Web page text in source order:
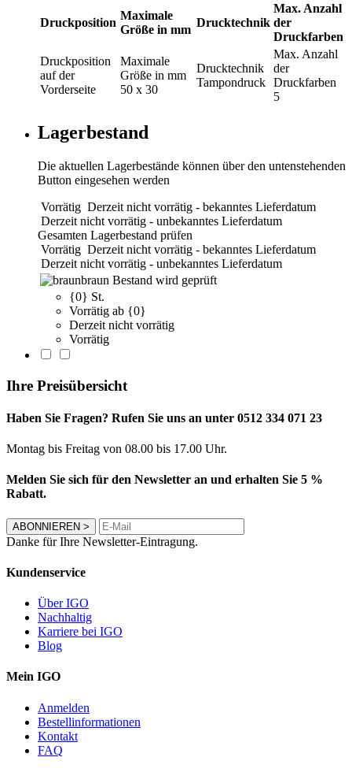
Druckposition
Maximale
Größe in mm
Drucktechnik
Max. Anzahl
der
Druckfarben
Druckposition
auf der
Vorderseite
Maximale
Größe in mm
50 x 30
Drucktechnik
Tampondruck
Max. Anzahl
der
Druckfarben
5
Lagerbestand
Die aktuellen Lagerbestände können über den untenstehenden
Button eingesehen werden
Vorrätig Derzeit nicht vorrätig - bekanntes Lieferdatum
Derzeit nicht vorrätig - unbekanntes Lieferdatum
Gesamten Lagerbestand prüfen
Vorrätig Derzeit nicht vorrätig - bekanntes Lieferdatum
Derzeit nicht vorrätig - unbekanntes Lieferdatum
braun Bestand wird geprüft
{0} St.
Vorrätig ab {0}
Derzeit nicht vorrätig
Vorrätig
Ihre Preisübersicht
Haben Sie Fragen? Rufen Sie uns an unter 0512 334 071 23
Montag bis Freitag von 08.00 bis 17.00 Uhr.
Melden Sie sich für den Newsletter an und erhalten Sie 5 %
Rabatt.
ABONNIEREN >
Danke für Ihre Newsletter-Eintragung.
Kundenservice
Über IGO
Nachhaltig
Karriere bei IGO
Blog
Mein IGO
Anmelden
Bestellinformationen
Kontakt
FAQ